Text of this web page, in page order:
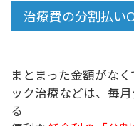
治療費の分割払い
まとまった金額がな
ック治療などは、毎
る